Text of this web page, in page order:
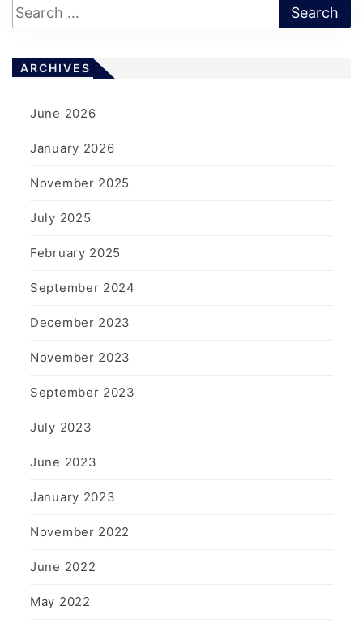
ARCHIVES
June 2026
January 2026
November 2025
July 2025
February 2025
September 2024
December 2023
November 2023
September 2023
July 2023
June 2023
January 2023
November 2022
June 2022
May 2022